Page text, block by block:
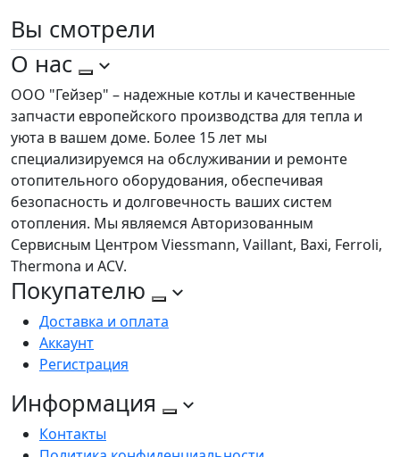
Вы смотрели
О нас
ООО "Гейзер" – надежные котлы и качественные
запчасти европейского производства для тепла и
уюта в вашем доме. Более 15 лет мы
специализируемся на обслуживании и ремонте
отопительного оборудования, обеспечивая
безопасность и долговечность ваших систем
отопления. Мы являемся Авторизованным
Сервисным Центром Viessmann, Vaillant, Baxi, Ferroli,
Thermona и ACV.
Покупателю
Доставка и оплата
Аккаунт
Регистрация
Информация
Контакты